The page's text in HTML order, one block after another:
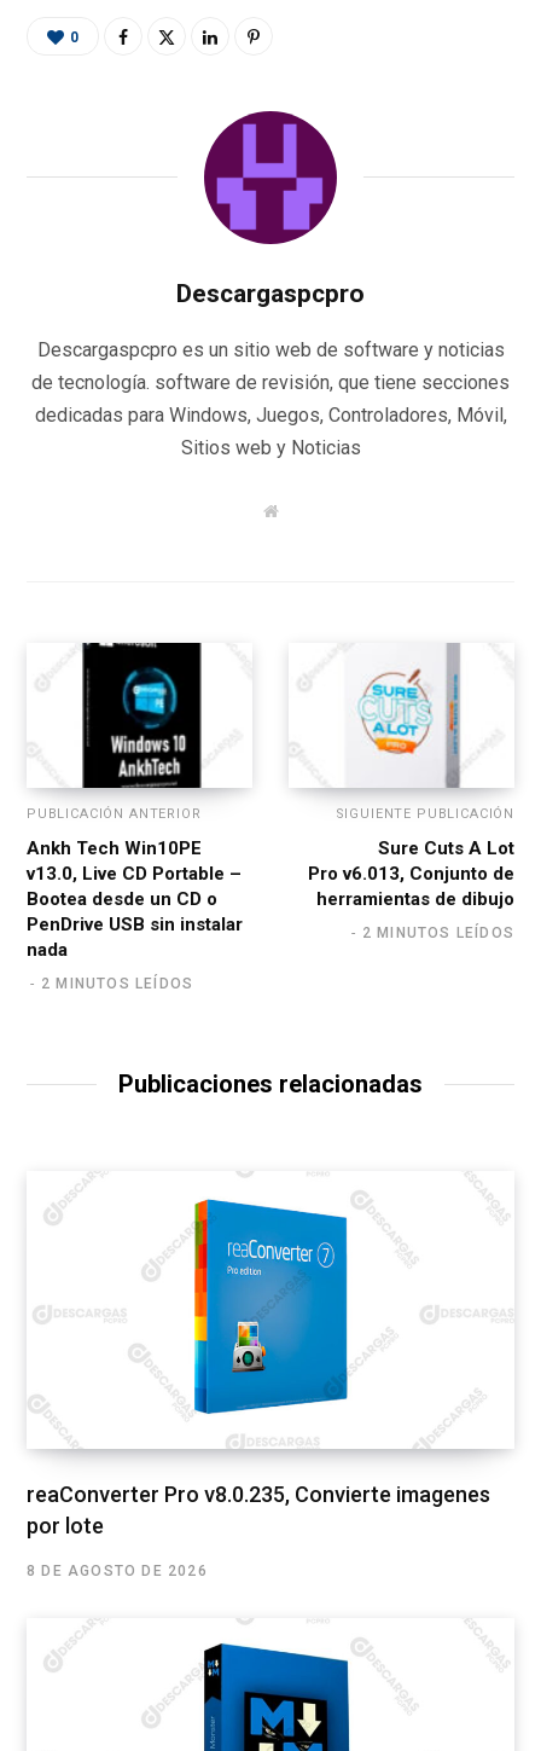
0
Descargaspcpro
Descargaspcpro es un sitio web de software y noticias
de tecnología. software de revisión, que tiene secciones
dedicadas para Windows, Juegos, Controladores, Móvil,
Sitios web y Noticias
W
PUBLICACIÓN ANTERIOR
Ankh Tech Win10PE
v13.0, Live CD Portable –
Bootea desde un CD o
PenDrive USB sin instalar
nada
2 MINUTOS LEÍDOS
SIGUIENTE PUBLICACIÓN
Sure Cuts A Lot
Pro v6.013, Conjunto de
herramientas de dibujo
2 MINUTOS LEÍDOS
Publicaciones relacionadas
reaConverter Pro v8.0.235, Convierte imagenes
por lote
8 DE AGOSTO DE 2026